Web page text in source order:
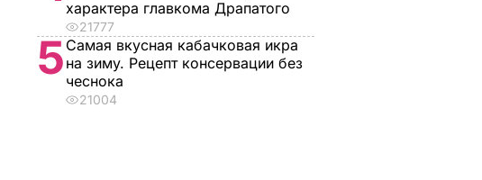
характера главкома Драпатого
21777
5 Самая вкусная кабачковая икра
на зиму. Рецепт консервации без
чеснока
21004